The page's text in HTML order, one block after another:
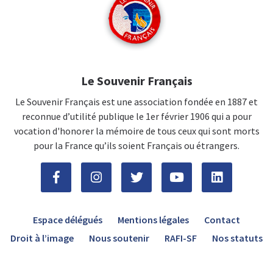
Le Souvenir Français
Le Souvenir Français est une association fondée en 1887 et
reconnue d’utilité publique le 1er février 1906 qui a pour
vocation d'honorer la mémoire de tous ceux qui sont morts
pour la France qu’ils soient Français ou étrangers.
Espace délégués Mentions légales
Contact
Droit à l’image
Nous soutenir RAFI-SF Nos statuts